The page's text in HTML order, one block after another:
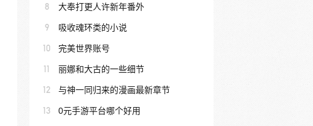
8 大奉打更人许新年番外
9 吸收魂环类的小说
10 完美世界账号
11 丽娜和大古的一些细节
12 与神一同归来的漫画最新章节
13 0元手游平台哪个好用